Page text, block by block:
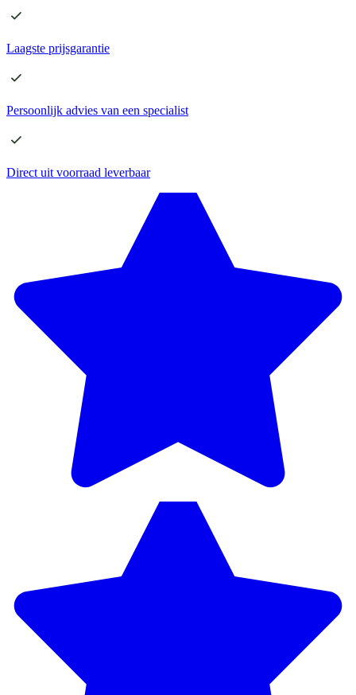
Laagste prijsgarantie
Persoonlijk advies van een specialist
Direct uit voorraad leverbaar